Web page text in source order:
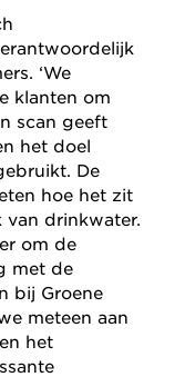
‘We
klanten om
scan geeft
het doel
De
hoe het zit
drinkwater.
om de
met de
bij Groene
meteen aan
het